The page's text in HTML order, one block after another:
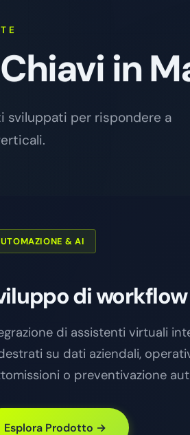
in
per rispondere a
& AI
di
di assistenti virtuali
su dati aziendali,
o preventivazione
Esplora Prodotto →